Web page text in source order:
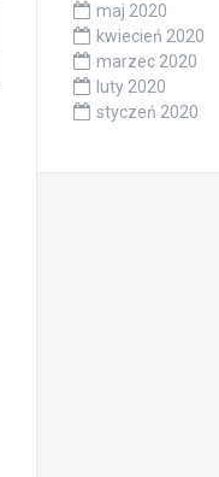
maj 2020
kwiecień 2020
marzec 2020
luty 2020
styczeń 2020